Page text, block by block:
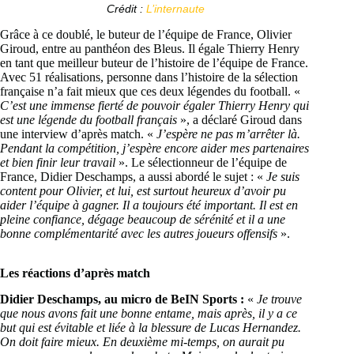
Crédit :L’internaute
Grâce à ce doublé, le buteur de l’équipe de France, Olivier
Giroud, entre au panthéon des Bleus. Il égale Thierry Henry
en tant que meilleur buteur de l’histoire de l’équipe de France.
Avec 51 réalisations, personne dans l’histoire de la sélection
française n’a fait mieux que ces deux légendes du football. «
C’est une immense fierté de pouvoir égaler Thierry Henry qui
est une légende du football français », a déclaré Giroud dans
une interview d’après match. « J’espère ne pas m’arrêter là.
Pendant la compétition, j’espère encore aider mes partenaires
et bien finir leur travail ». Le sélectionneur de l’équipe de
France, Didier Deschamps, a aussi abordé le sujet : « Je suis
content pour Olivier, et lui, est surtout heureux d’avoir pu
aider l’équipe à gagner. Il a toujours été important. Il est en
pleine confiance, dégage beaucoup de sérénité et il a une
bonne complémentarité avec les autres joueurs offensifs ».
Les réactions d’après match
Didier Deschamps, au micro de BeIN Sports : « Je trouve
que nous avons fait une bonne entame, mais après, il y a ce
but qui est évitable et liée à la blessure de Lucas Hernandez.
On doit faire mieux. En deuxième mi-temps, on aurait pu